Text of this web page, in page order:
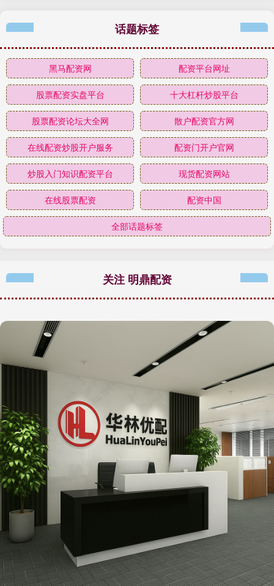
话题标签
黑马配资网 配资平台网址
股票配资实盘平台 十大杠杆炒股平台
股票配资论坛大全网 散户配资官方网
在线配资炒股开户服务 配资门开户官网
炒股入门知识配资平台 现货配资网站
在线股票配资 配资中国
全部话题标签
关注 明鼎配资